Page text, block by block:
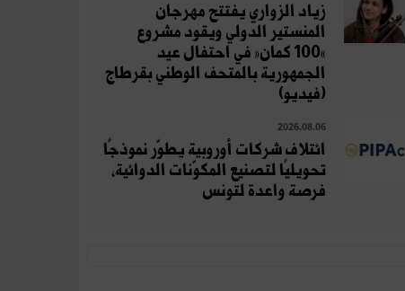
زياد الزواري يفتتح مهرجان
المنستير الدولي ويقود مشروع
«100 كمان» في احتفال عيد
الجمهورية بالمتحف الوطني بقرطاج
(فيديو)
2026.08.06
ائتلاف شركات أوروبية يطوّر نموذجًا
تحويليًا لتصنيع المكوّنات الدوائية،
فرصة واعدة لتونس